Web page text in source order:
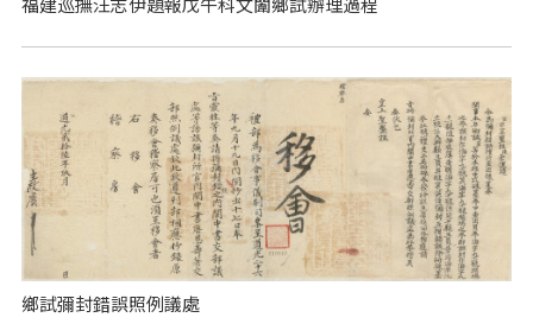
福建巡撫汪志伊題報戊午科文闈鄉試辦理過程
鄉試彌封錯誤照例議處